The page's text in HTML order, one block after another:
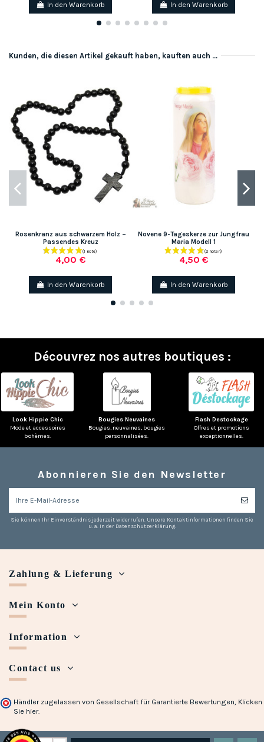
In den Warenkorb In den Warenkorb
Kunden, die diesen Artikel gekauft haben, kauften auch ...
Rosenkranz aus schwarzem Holz –
Passendes Kreuz
4,00 €
In den Warenkorb
Novene 9-Tageskerze zur Jungfrau
Maria Modell 1
4,50 €
In den Warenkorb
Découvrez nos autres boutiques :
Look Hippie Chic
Mode et accessoires
bohèmes.
Bougies Neuvaines
Bougies, neuvaines, bougies
personnalisées.
Flash Destockage
Offres et promotions
exceptionnelles.
Abonnieren Sie den Newsletter
Sie können Ihr Einverständnis jederzeit widerrufen. Unsere Kontaktinformationen finden Sie
u. a. in der Datenschutzerklärung.
Zahlung & Lieferung
Mein Konto
Information
Contact us
Händler zugelassen von Gesellschaft für Garantierte Bewertungen, Klicken
Sie hier.